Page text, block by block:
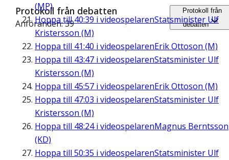
(MP)
Hoppa till40:39 i videospelarenStatsminister Ulf
Kristersson (M)
Hoppa till 41:40 i videospelarenErik Ottoson (M)
Hoppa till 43:47 i videospelarenStatsminister Ulf
Kristersson (M)
Hoppa till 45:57 i videospelarenErik Ottoson (M)
Hoppa till 47:03 i videospelarenStatsminister Ulf
Kristersson (M)
Hoppa till 48:24i videospelarenMagnus Berntsson
(KD)
Hoppa till 50:35 i videospelarenStatsminister Ulf
Protokoll från debatten
Anföranden: 39
Protokoll från
debatten